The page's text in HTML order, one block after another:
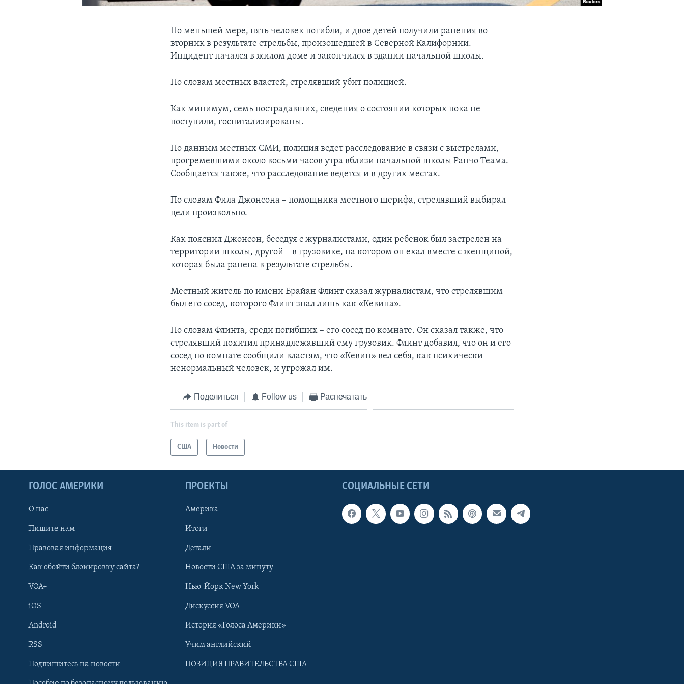
Learning English
По меньшей мере, пять человек погибли, и двое детей получили ранения во
вторник в результате стрельбы, произошедшей в Северной Калифорнии.
Инцидент начался в жилом доме и закончился в здании начальной школы.
По словам местных властей, стрелявший убит полицией.
Как минимум, семь пострадавших, сведения о состоянии которых пока не
поступили, госпитализированы.
По данным местных СМИ, полиция ведет расследование в связи с выстрелами,
прогремевшими около восьми часов утра вблизи начальной школы Ранчо Теама.
Сообщается также, что расследование ведется и в других местах.
По словам Фила Джонсона – помощника местного шерифа, стрелявший выбирал
цели произвольно.
Как пояснил Джонсон, беседуя с журналистами, один ребенок был застрелен на
территории школы, другой – в грузовике, на котором он ехал вместе с женщиной,
которая была ранена в результате стрельбы.
Местный житель по имени Брайан Флинт сказал журналистам, что стрелявшим
был его сосед, которого Флинт знал лишь как «Кевина».
По словам Флинта, среди погибших – его сосед по комнате. Он сказал также, что
стрелявший похитил принадлежавший ему грузовик. Флинт добавил, что он и его
сосед по комнате сообщили властям, что «Кевин» вел себя, как психически
ненормальный человек, и угрожал им.
Поделиться Follow us Распечатать
This item is part of
США Новости
СОЦИАЛЬНЫЕ СЕТИ
ГОЛОС АМЕРИКИ
О нас
Пишите нам
Правовая информация
Как обойти блокировку сайта?
VOA+
iOS
Android
RSS
Подпишитесь на новости
ПРОЕКТЫ
Америка
Итоги
Детали
Новости США за минуту
Нью-Йорк New York
Дискуссия VOA
История «Голоса Америки»
Учим английский
ПОЗИЦИЯ ПРАВИТЕЛЬСТВА США